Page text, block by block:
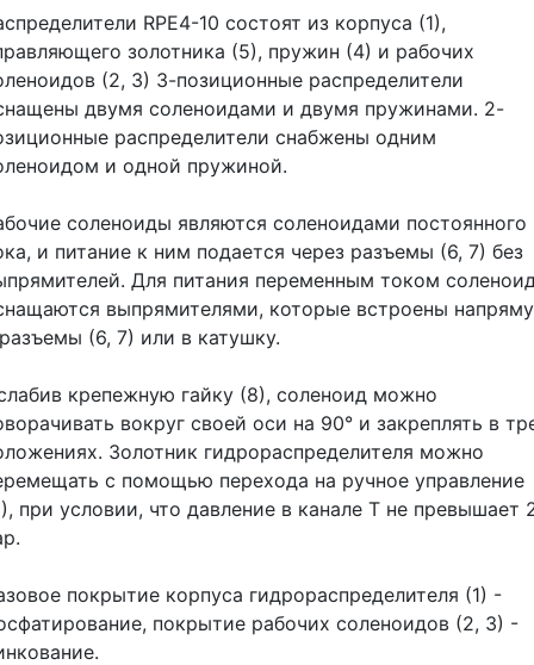
RPE4-10 состоят из корпуса (1),
золотника (5), пружин (4) и рабочих
(2, 3) 3-позиционные распределители
двумя соленоидами и двумя пружинами. 2-
распределители снабжены одним
и одной пружиной.
соленоиды являются соленоидами постоянного
и питание к ним подается через разъемы (6, 7) без
Для питания переменным током
выпрямителями, которые встроены
(6, 7) или в катушку.
крепежную гайку (8), соленоид можно
вокруг своей оси на 90° и закреплять в
Золотник гидрораспределителя можно
с помощью перехода на ручное управление
при условии, что давление в канале Т не превышает
покрытие корпуса гидрораспределителя (1) -
покрытие рабочих соленоидов (2, 3) -